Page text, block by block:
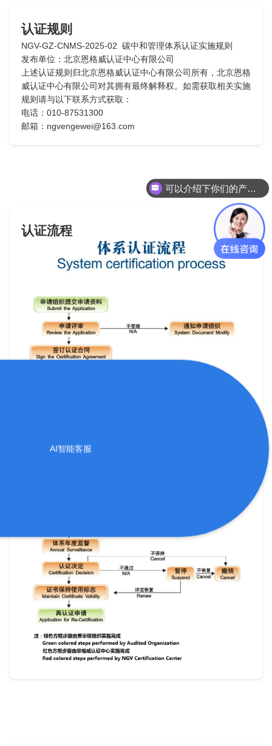
认证规则
NGV-GZ-CNMS-2025-02 碳中和管理体系认证实施规则
发布单位：北京恩格威认证中心有限公司
上述认证规则归北京恩格威认证中心有限公司所有，北京恩格
威认证中心有限公司对其拥有最终解释权。如需获取相关实施
规则请与以下联系方式获取：
电话：010-87531300
邮箱：ngvengewei@163.com
认证流程
AI智能客服
可以介绍下你们的产品么？
你们是怎么收费的呢？